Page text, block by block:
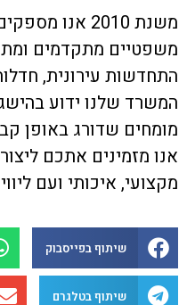
משנת 2010 אנו
משפטיים מתקדמים
התחדשות עירונית,
המשרד שלנו ידוע
מומחים שדורג באופן
אנו מזמינים אתכם
מקצועי, איכותי ועם
שיתוף בפייסבוק
שיתוף בטלגרם